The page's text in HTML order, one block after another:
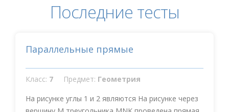
Последние тесты
Параллельные прямые
Класс: 7 Предмет: Геометрия
На рисунке углы 1 и 2 являются На рисунке через